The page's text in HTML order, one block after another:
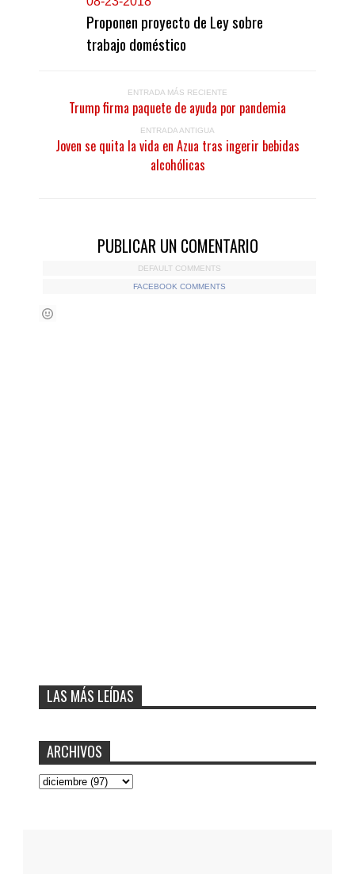
Proponen proyecto de Ley sobre
trabajo doméstico
ENTRADA MÁS RECIENTE
Trump firma paquete de ayuda por pandemia
ENTRADA ANTIGUA
Joven se quita la vida en Azua tras ingerir bebidas
alcohólicas
PUBLICAR UN COMENTARIO
DEFAULT COMMENTS
FACEBOOK COMMENTS
LAS MÁS LEÍDAS
ARCHIVOS